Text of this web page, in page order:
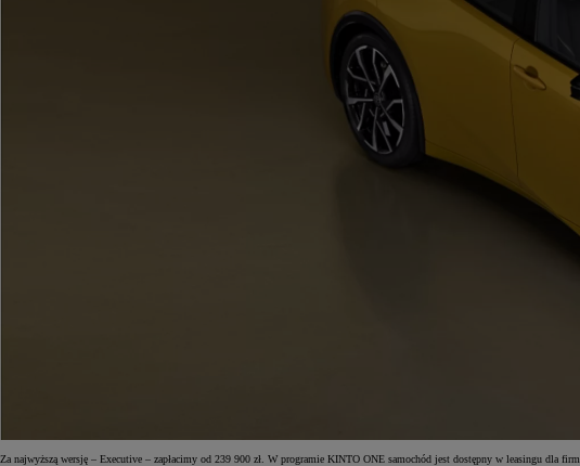
Za najwyższą wersję – Executive – zapłacimy od 239 900 zł. W programie KINTO ONE samochód jest dostępny w leasingu dla